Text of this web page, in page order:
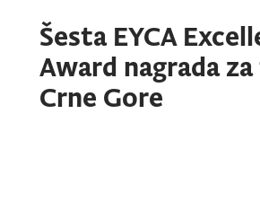
Šesta EYCA
Award nagrada
Crne Gore